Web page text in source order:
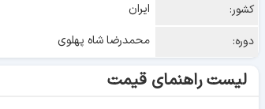
کشور:
ایران
دوره:
محمدرضا شاه پهلوی
لیست راهنمای قیمت